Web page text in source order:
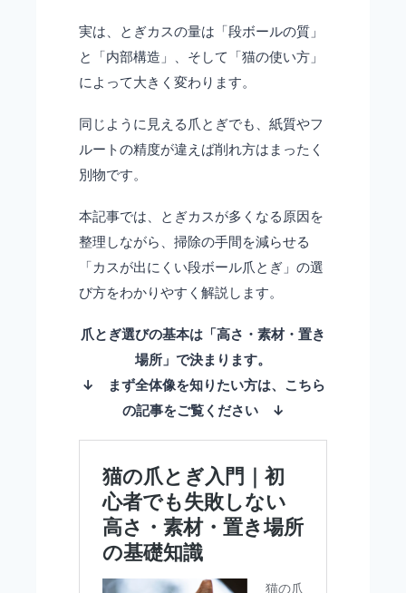
実は、とぎカスの量は「段ボールの質」
と「内部構造」、そして「猫の使い方」
によって大きく変わります。
同じように見える爪とぎでも、紙質やフ
ルートの精度が違えば削れ方はまったく
別物です。
本記事では、とぎカスが多くなる原因を
整理しながら、掃除の手間を減らせる
「カスが出にくい段ボール爪とぎ」の選
び方をわかりやすく解説します。
爪とぎ選びの基本は「高さ・素材・置き
場所」で決まります。
↓ まず全体像を知りたい方は、こちら
の記事をご覧ください ↓